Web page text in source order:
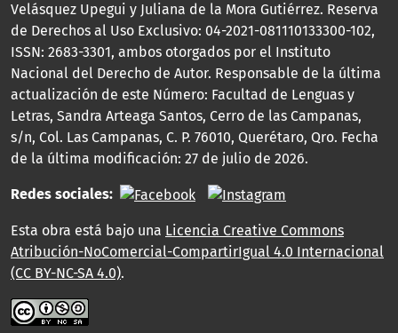
Velásquez Upegui y Juliana de la Mora Gutiérrez. Reserva
de Derechos al Uso Exclusivo: 04-2021-081110133300-102,
ISSN: 2683-3301, ambos otorgados por el Instituto
Nacional del Derecho de Autor. Responsable de la última
actualización de este Número: Facultad de Lenguas y
Letras, Sandra Arteaga Santos, Cerro de las Campanas,
s/n, Col. Las Campanas, C. P. 76010, Querétaro, Qro. Fecha
de la última modificación: 27 de julio de 2026.
Redes sociales:
Esta obra está bajo una Licencia Creative Commons
Atribución-NoComercial-CompartirIgual 4.0 Internacional
(CC BY-NC-SA 4.0).